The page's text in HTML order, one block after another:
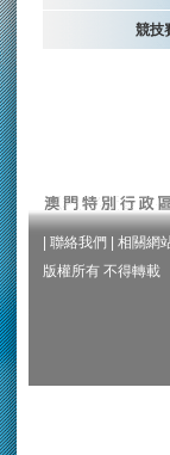
競技
聯絡我們 相關網
版權所有 不得轉載